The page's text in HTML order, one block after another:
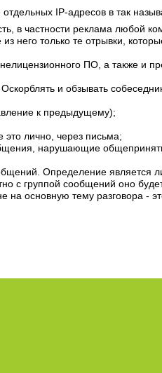
IP-адресов в так
в частности реклама любой
него только те отрывки,
ПО, а также и
и обзывать
к предыдущему);
это лично, через письма;
нарушающие
Определение является
с группой сообщений оно
на основную тему разговора -